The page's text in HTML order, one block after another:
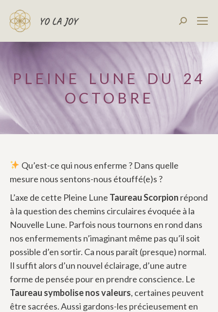
PLEINE LUNE DU 24
OCTOBRE
Qu’est-ce qui nous enferme ? Dans quelle
mesure nous sentons-nous étouffé(e)s ?
L’axe de cette Pleine Lune Taureau Scorpion répond
à la question des chemins circulaires évoquée à la
Nouvelle Lune. Parfois nous tournons en rond dans
nos enfermements n’imaginant même pas qu’il soit
possible d’en sortir. Ca nous paraît (presque) normal.
Il suffit alors d’un nouvel éclairage, d’une autre
forme de pensée pour en prendre conscience. Le
Taureau symbolise nos valeurs, certaines peuvent
être sacrées. Aussi gardons-les précieusement en